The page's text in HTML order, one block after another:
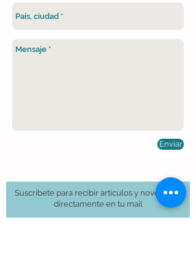
Enviar
Suscríbete para recibir artículos y novedades
directamente en tu mail